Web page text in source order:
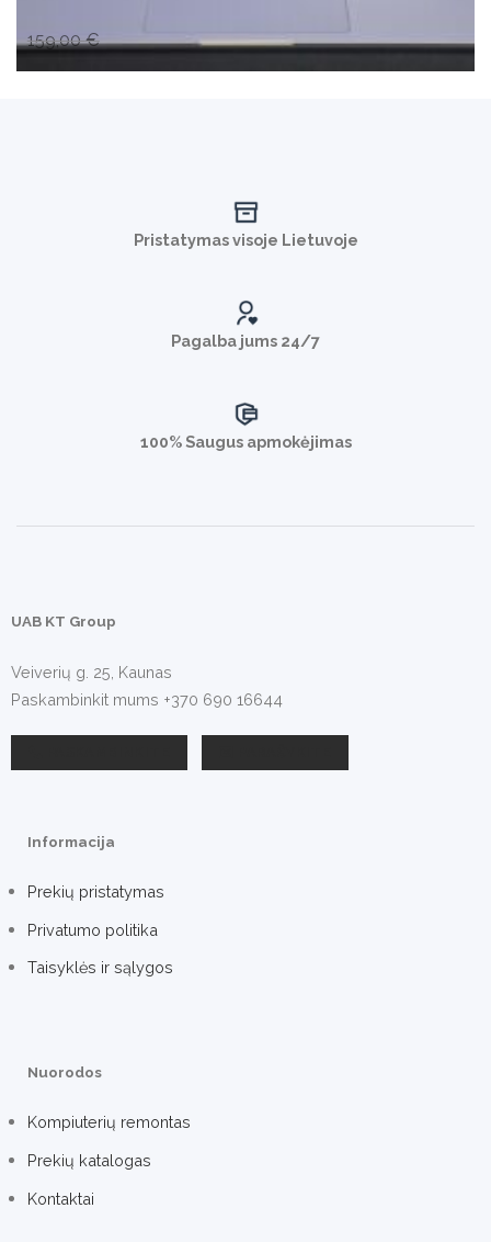
159,00€ Original
price
was:
129,00€Current
price
is:
SU PVM
Pristatymas visoje Lietuvoje
Pagalba jums 24/7
100% Saugus apmokėjimas
UAB KT Group
Veiverių g. 25, Kaunas
Paskambinkit mums +370 690 16644
Informacija
Prekių pristatymas
Privatumo politika
Taisyklės ir sąlygos
Nuorodos
Kompiuterių remontas
Prekių katalogas
Kontaktai